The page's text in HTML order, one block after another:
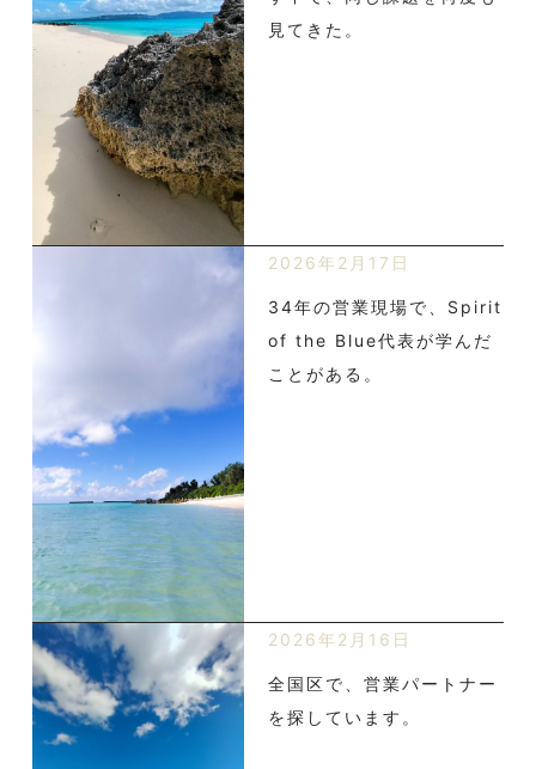
見てきた。
2026年2月17日
34年の営業現場で、Spirit
of the Blue代表が学んだ
ことがある。
2026年2月16日
全国区で、営業パートナー
を探しています。